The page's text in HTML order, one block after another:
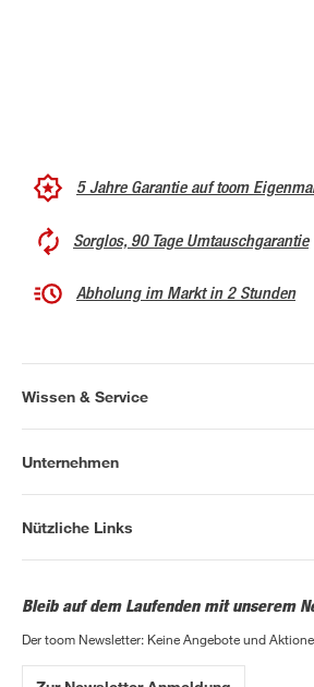
5 Jahre Garantie auf toom
Sorglos, 90 Tage Umtauschgarantie
Abholung im Markt in 2 Stunden
Wissen & Service
Unternehmen
Nützliche Links
Bleib auf dem Laufenden mit unserem
Der toom Newsletter: Keine Angebote und